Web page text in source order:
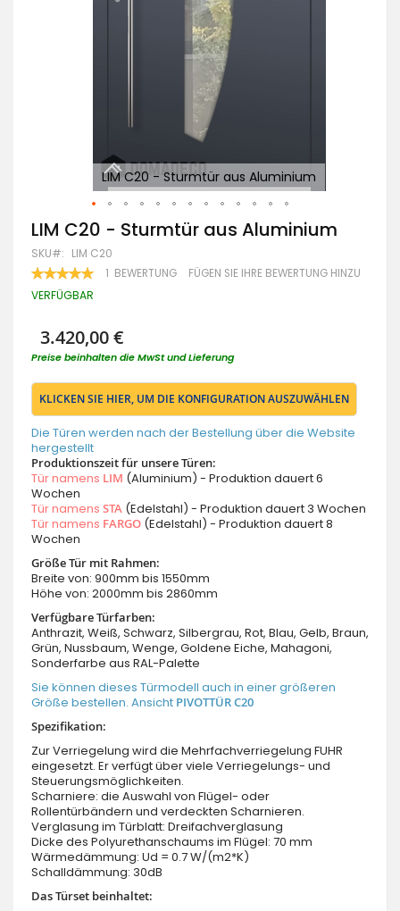
LIM C20 - Sturmtür aus Aluminium
Zum
Anfang
der
Bildgalerie
springen
LIM C20 - Sturmtür aus Aluminium
SKU LIM C20
BEWERTUNG:
100
1 BEWERTUNG FÜGEN SIE IHRE BEWERTUNG HINZU
VERFÜGBAR
3.420,00 €
Preise beinhalten die MwSt und Lieferung
KLICKEN SIE HIER, UM DIE KONFIGURATION AUSZUWÄHLEN
Die Türen werden nach der Bestellung über die Website
hergestellt
Produktionszeit für unsere Türen:
Tür namens LIM (Aluminium) - Produktion dauert 6
Wochen
Tür namens STA (Edelstahl) - Produktion dauert 3 Wochen
Tür namens FARGO (Edelstahl) - Produktion dauert 8
Wochen
Größe Tür mit Rahmen:
Breite von: 900mm bis 1550mm
Höhe von: 2000mm bis 2860mm
Verfügbare Türfarben:
Anthrazit, Weiß, Schwarz, Silbergrau, Rot, Blau, Gelb, Braun,
Grün, Nussbaum, Wenge, Goldene Eiche, Mahagoni,
Sonderfarbe aus RAL-Palette
Sie können dieses Türmodell auch in einer größeren
Größe bestellen. Ansicht PIVOTTÜR C20
Spezifikation:
Zur Verriegelung wird die Mehrfachverriegelung FUHR
eingesetzt. Er verfügt über viele Verriegelungs- und
Steuerungsmöglichkeiten.
Scharniere: die Auswahl von Flügel- oder
Rollentürbändern und verdeckten Scharnieren.
Verglasung im Türblatt: Dreifachverglasung
Dicke des Polyurethanschaums im Flügel: 70 mm
Wärmedämmung: Ud = 0.7 W/(m2*K)
Schalldämmung: 30dB
Das Türset beinhaltet: